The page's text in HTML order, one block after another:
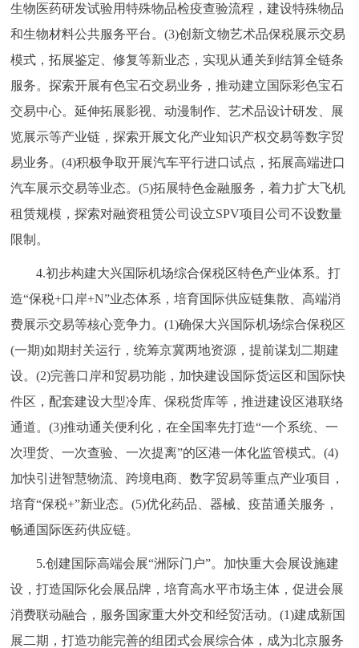
生物医药研发试验用特殊物品检疫查验流程，建设特殊物品
和生物材料公共服务平台。(3)创新文物艺术品保税展示交易
模式，拓展鉴定、修复等新业态，实现从通关到结算全链条
服务。探索开展有色宝石交易业务，推动建立国际彩色宝石
交易中心。延伸拓展影视、动漫制作、艺术品设计研发、展
览展示等产业链，探索开展文化产业知识产权交易等数字贸
易业务。(4)积极争取开展汽车平行进口试点，拓展高端进口
汽车展示交易等业态。(5)拓展特色金融服务，着力扩大飞机
租赁规模，探索对融资租赁公司设立SPV项目公司不设数量
限制。
4.初步构建大兴国际机场综合保税区特色产业体系。打
造“保税+口岸+N”业态体系，培育国际供应链集散、高端消
费展示交易等核心竞争力。(1)确保大兴国际机场综合保税区
(一期)如期封关运行，统筹京冀两地资源，提前谋划二期建
设。(2)完善口岸和贸易功能，加快建设国际货运区和国际快
件区，配套建设大型冷库、保税货库等，推进建设区港联络
通道。(3)推动通关便利化，在全国率先打造“一个系统、一
次理货、一次查验、一次提离”的区港一体化监管模式。(4)
加快引进智慧物流、跨境电商、数字贸易等重点产业项目，
培育“保税+”新业态。(5)优化药品、器械、疫苗通关服务，
畅通国际医药供应链。
5.创建国际高端会展“洲际门户”。加快重大会展设施建
设，打造国际化会展品牌，培育高水平市场主体，促进会展
消费联动融合，服务国家重大外交和经贸活动。(1)建成新国
展二期，打造功能完善的组团式会展综合体，成为北京服务